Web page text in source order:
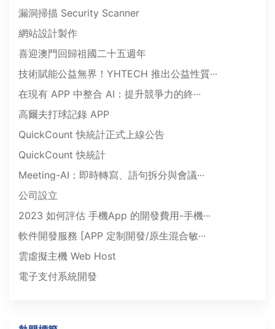
漏洞掃描 Security Scanner
網站設計製作
喜迎澳門回歸祖國二十五週年
技術賦能公益無界！YHTECH 推出公益性質···
在現有 APP 中整合 AI：提升競爭力的終···
高爾夫打球記錄 APP
QuickCount 快統計正式上線公告
QuickCount 快統計
Meeting-AI：即時轉寫、語句拆分與會議···
公司設立
2023 如何評估 手機App 的開發費用-手機···
軟件開發服務 [APP 定制開發/原生混合敏···
雲虛擬主機 Web Host
電子支付系統開發